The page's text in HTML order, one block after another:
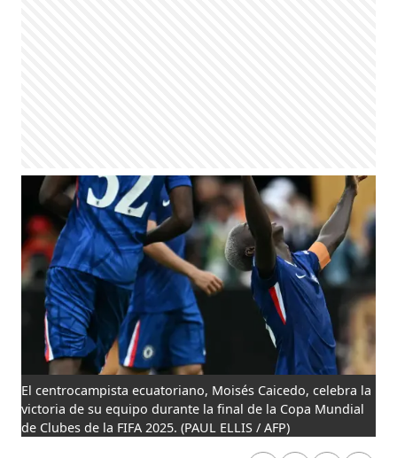
El centrocampista ecuatoriano, Moisés Caicedo, celebra la
victoria de su equipo durante la final de la Copa Mundial
de Clubes de la FIFA 2025.(PAUL ELLIS / AFP)